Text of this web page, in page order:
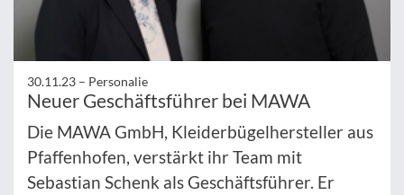
30.11.23 – Personalie
Neuer Geschäftsführer bei MAWA
Die MAWA GmbH, Kleiderbügelhersteller aus
Pfaffenhofen, verstärkt ihr Team mit
Sebastian Schenk als Geschäftsführer. Er